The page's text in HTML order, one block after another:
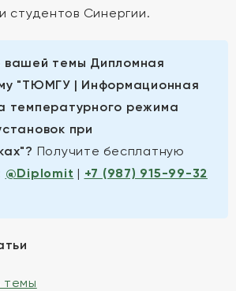
студентов Синергии.
вашей темы Дипломная
"ТЮМГУ | Информационная
температурного режима
при
Получите бесплатную
@Diplomit | +7 (987) 915-99-32
темы